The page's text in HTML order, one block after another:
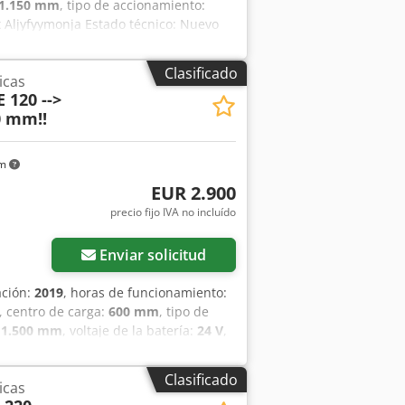
mm, tipo de accionamiento:
Estado técnico: Nuevo
de acero 3D, válvula de descenso
Clasificado
120 -->
mm!!
EUR 2.900
precio fijo IVA no incluído
Enviar solicitud
2019, horas de funcionamiento:
, centro de carga: 600 mm, tipo de
1.500 mm, voltaje de la batería: 24 V,
Clasificado